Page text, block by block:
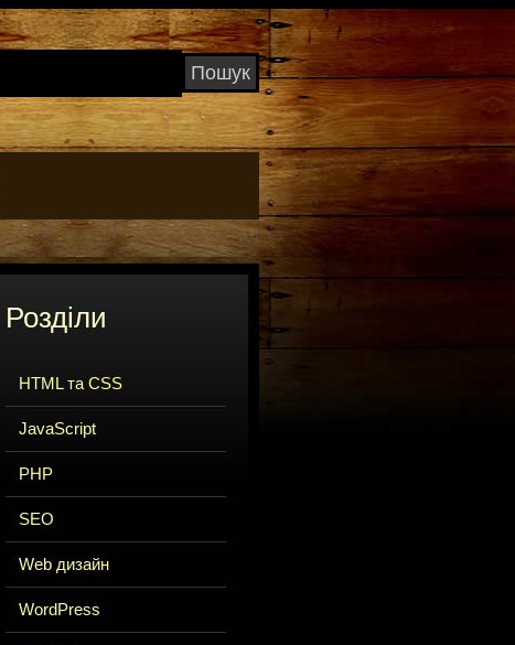
Розділи
HTML та CSS
JavaScript
PHP
SEO
Web дизайн
WordPress